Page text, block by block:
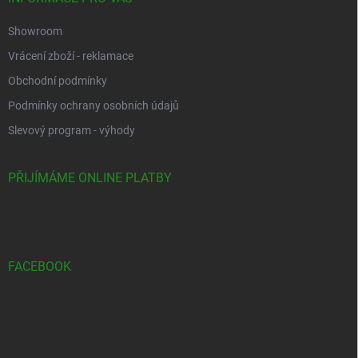
Showroom
Vrácení zboží - reklamace
Obchodní podmínky
Podmínky ochrany osobních údajů
Slevový program - výhody
PŘIJÍMÁME ONLINE PLATBY
FACEBOOK